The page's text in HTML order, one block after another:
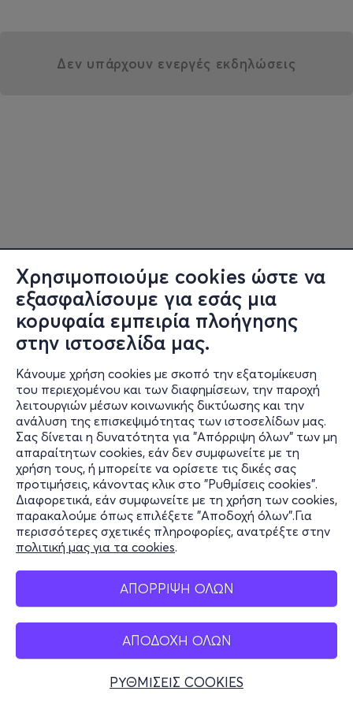
Χρησιμοποιούμε cookies ώστε να
εξασφαλίσουμε για εσάς μια
κορυφαία εμπειρία πλοήγησης
στην ιστοσελίδα μας.
Κάνουμε χρήση cookies με σκοπό την εξατομίκευση
του περιεχομένου και των διαφημίσεων, την παροχή
λειτουργιών μέσων κοινωνικής δικτύωσης και την
ανάλυση της επισκεψιμότητας των ιστοσελίδων μας.
Σας δίνεται η δυνατότητα για "Απόρριψη όλων" των μη
απαραίτητων cookies, εάν δεν συμφωνείτε με τη
χρήση τους, ή μπορείτε να ορίσετε τις δικές σας
προτιμήσεις, κάνοντας κλικ στο "Ρυθμίσεις cookies".
Διαφορετικά, εάν συμφωνείτε με τη χρήση των cookies,
παρακαλούμε όπως επιλέξετε "Αποδοχή όλων".Για
περισσότερες σχετικές πληροφορίες, ανατρέξτε στην
πολιτική μας για τα cookies.
ΑΠΟΡΡΙΨΗ ΟΛΩΝ
ΑΠΟΔΟΧΗ ΟΛΩΝ
ΡΥΘΜΙΣΕΙΣ COOKIES
Δεν υπάρχουν ενεργές εκδηλώσεις